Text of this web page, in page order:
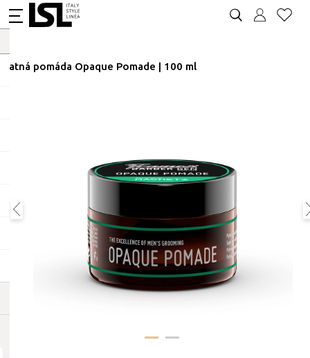
Matná pomáda Opaque Pomade | 100 ml